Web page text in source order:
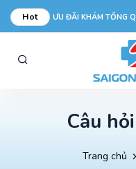
Hot ƯU ĐÃI KHÁM TỔNG
Câu
Trang chủ